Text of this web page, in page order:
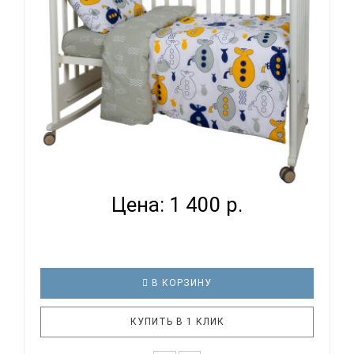
комплект постельн..
ВОМБАТИК CLASSIC COLLECTION ПОДВОДНАЯ
Цена: 1 400 р.
В КОРЗИНУ
КУПИТЬ В 1 КЛИК